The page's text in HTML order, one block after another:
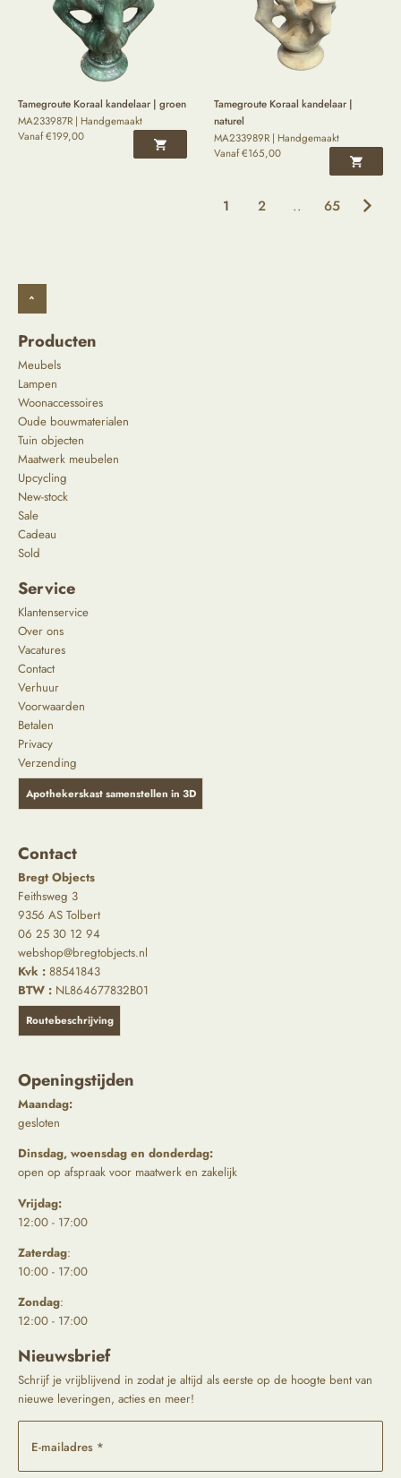
Tamegroute Koraal kandelaar | groen
MA233987R | Handgemaakt
Vanaf€199,00
Tamegroute Koraal kandelaar |
naturel
MA233989R | Handgemaakt
Vanaf€165,00
1 2 .. 65
^
Producten
Meubels
Lampen
Woonaccessoires
Oude bouwmaterialen
Tuin objecten
Maatwerk meubelen
Upcycling
New-stock
Sale
Cadeau
Sold
Service
Klantenservice
Over ons
Vacatures
Contact
Verhuur
Voorwaarden
Betalen
Privacy
Verzending
Apothekerskast samenstellen in 3D
Contact
Bregt Objects
Feithsweg 3
9356 AS Tolbert
06 25 30 12 94
webshop@bregtobjects.nl
Kvk : 88541843
BTW : NL864677832B01
Routebeschrijving
Openingstijden
Maandag:
gesloten
Dinsdag, woensdag en donderdag:
open op afspraak voor maatwerk en zakelijk
Vrijdag:
12:00 - 17:00
Zaterdag:
10:00 - 17:00
Zondag:
12:00 - 17:00
Nieuwsbrief
Schrijf je vrijblijvend in zodat je altijd als eerste op de hoogte bent van
nieuwe leveringen, acties en meer!
E-mailadres *